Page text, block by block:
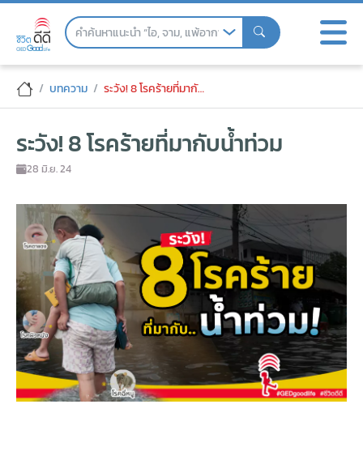
Skip
ระวัง! 8 โรคร้ายที่มากับน้ำท่วม
บทความ ระวัง! 8 โรคร้ายที่มากับน้ำท่วม
ระวัง! 8 โรคร้ายที่มากับน้ำท่วม
28 มิ.ย. 24